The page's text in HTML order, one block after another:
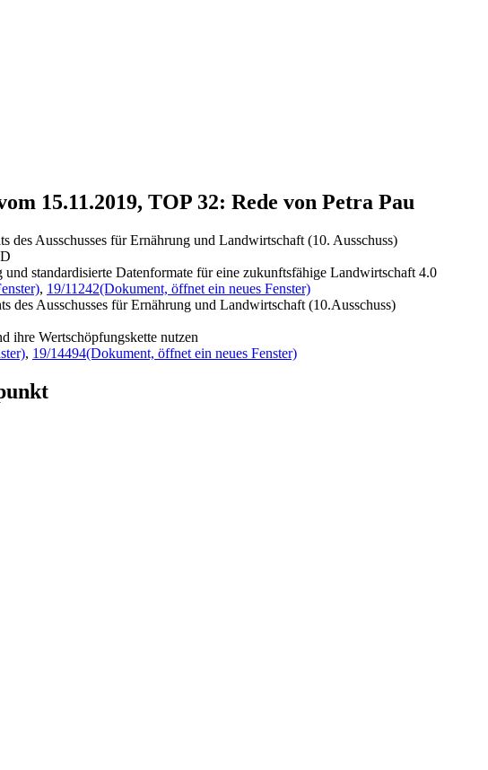
15.11.2019, TOP 32: Rede von Petra Pau
des Ausschusses für Ernährung und Landwirtschaft (10. Ausschuss)
standardisierte Datenformate für eine zukunftsfähige Landwirtschaft 4.0
, 19/11242(Dokument, öffnet ein neues Fenster)
des Ausschusses für Ernährung und Landwirtschaft (10.Ausschuss)
ihre Wertschöpfungskette nutzen
, 19/14494(Dokument, öffnet ein neues Fenster)